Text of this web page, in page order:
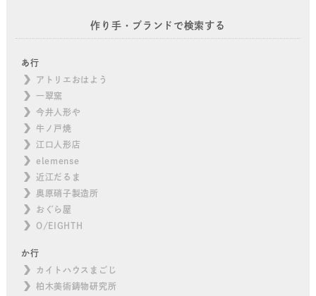
作り手・ブランドで検索する
あ行
アトリエおはよう
一翠窯
今井人形や
牛ノ戸焼
江口人形店
elemense
近江だるま
奥原硝子製造所
おぐら屋
O/EIGHTH
か行
カイトハウスまごじ
柏木美術鋳物研究所